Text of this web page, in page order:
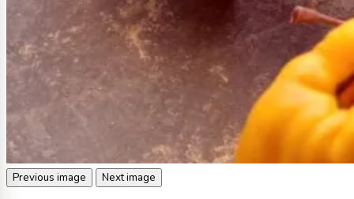
Previous image Next image